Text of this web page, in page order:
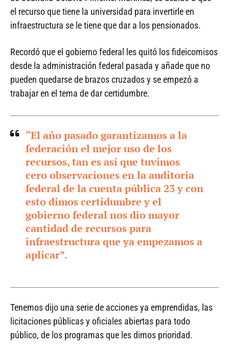
el recurso que tiene la universidad para invertirle en
infraestructura se le tiene que dar a los pensionados.
Recordó que el gobierno federal les quitó los fideicomisos
desde la administración federal pasada y añade que no
pueden quedarse de brazos cruzados y se empezó a
trabajar en el tema de dar certidumbre.
“El año pasado garantizamos a la
federación el mejor uso de los
recursos, tan es así que tuvimos
cero observaciones en la auditoria
federal de la cuenta pública 23 y con
esto dimos certidumbre y el
gobierno federal nos dio mayor
cantidad de recursos para
infraestructura que ya empezamos a
aplicar”.
Tenemos dijo una serie de acciones ya emprendidas, las
licitaciones públicas y oficiales abiertas para todo
público, de los programas que les dimos prioridad.